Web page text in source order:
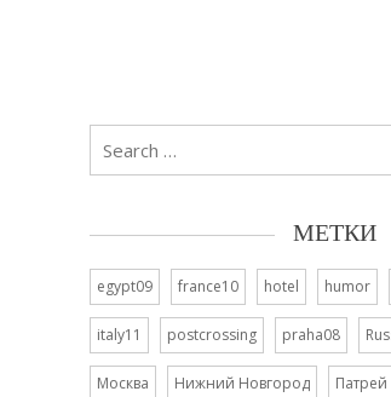
Search
МЕТКИ
egypt09 france10 hotel humor
italy11 postcrossing praha08
Москва Нижний Новгород Патрей